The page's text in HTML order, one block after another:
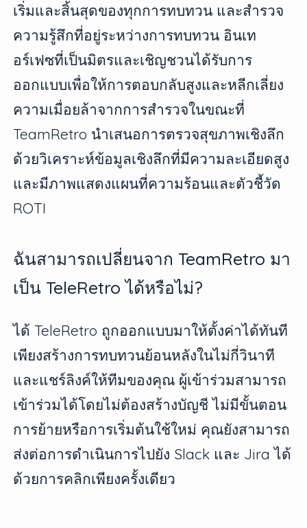
เริ่มและสิ้นสุดของทุกการทบทวน และสำรวจ
ความรู้สึกที่อยู่ระหว่างการทบทวน อินเท
อร์เฟซที่เป็นมิตรและเชิญชวนได้รับการ
ออกแบบเพื่อให้การตอบกลับสูงและหลีกเลี่ยง
ความเมื่อยล้าจากการสำรวจในขณะที่
TeamRetro นำเสนอการตรวจสุขภาพเชิงลึก
ด้วยวิเคราะห์ข้อมูลเชิงลึกที่มีความละเอียดสูง
และมีภาพแสดงแผนที่ความร้อนและตัวชี้วัด
ROTI
ฉันสามารถเปลี่ยนจาก TeamRetro มา
เป็น TeleRetro ได้หรือไม่?
ได้ TeleRetro ถูกออกแบบมาให้ตั้งค่าได้ทันที
เพียงสร้างการทบทวนย้อนหลังในไม่กี่วินาที
และแชร์ลิงค์ให้ทีมของคุณ ผู้เข้าร่วมสามารถ
เข้าร่วมได้โดยไม่ต้องสร้างบัญชี ไม่มีขั้นตอน
การย้ายหรือการเริ่มต้นใช้ใหม่ คุณยังสามารถ
ส่งต่อการดำเนินการไปยัง Slack และ Jira ได้
ด้วยการคลิกเพียงครั้งเดียว